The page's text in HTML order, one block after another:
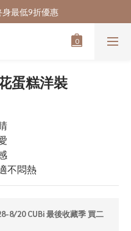
季全館買二送一
身最低9折優惠
全館買二送一
蛋糕洋裝
不悶熱
8/20 CUBi 最後收藏季 買二